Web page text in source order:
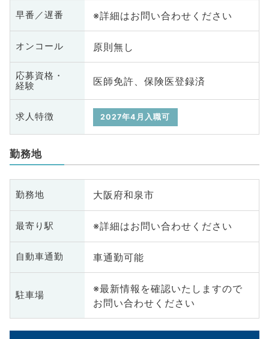
早番／遅番 ※詳細はお問い合わせください
オンコール 原則無し
応募資格・
経験
医師免許、保険医登録済
求人特徴 2027年4月入職可
勤務地
勤務地 大阪府和泉市
最寄り駅 ※詳細はお問い合わせください
自動車通勤 車通勤可能
駐車場
※最新情報を確認いたしますので
お問い合わせください